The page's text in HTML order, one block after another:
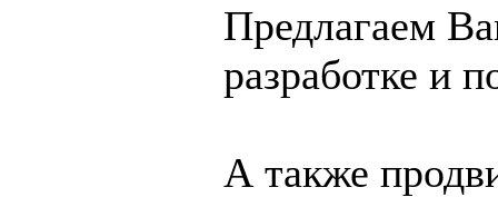
Предлагаем
разработке и
А также